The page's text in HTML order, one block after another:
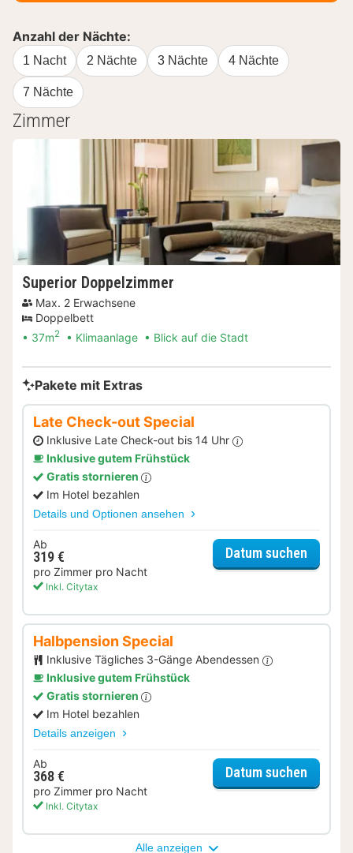
Anzahl der Nächte:
1 Nacht 2 Nächte 3 Nächte 4 Nächte
7 Nächte
Zimmer
Superior Doppelzimmer
Max. 2 Erwachsene
Doppelbett
37m2 Klimaanlage Blick auf die Stadt
Pakete mit Extras
Late Check-out Special
Inklusive Late Check-out bis 14 Uhr
Inklusive gutem Frühstück
Gratis stornieren
Im Hotel bezahlen
Details und Optionen ansehen
Ab
319 €
pro Zimmer pro Nacht
Inkl. Citytax
Datum suchen
Halbpension Special
Inklusive Tägliches 3-Gänge Abendessen
Inklusive gutem Frühstück
Gratis stornieren
Im Hotel bezahlen
Details anzeigen
Ab
368 €
pro Zimmer pro Nacht
Inkl. Citytax
Datum suchen
Alle anzeigen